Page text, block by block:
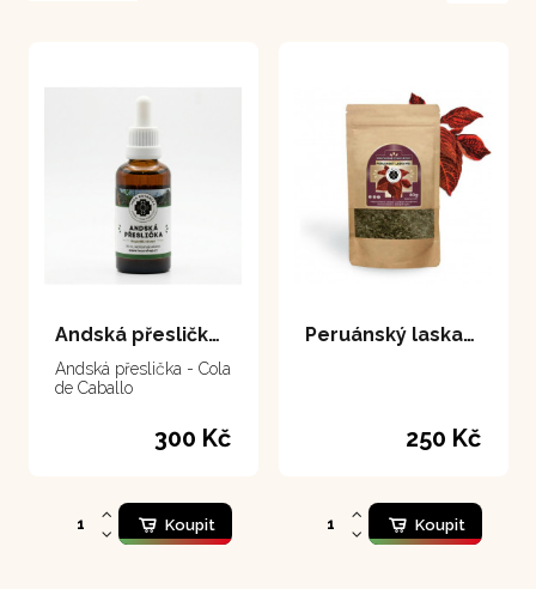
Andská přeslička 50 ml
Andská přeslička - Cola
de Caballo
300 Kč
Koupit
Peruánský laskavec - Sanguinaria 80 g
250 Kč
Koupit